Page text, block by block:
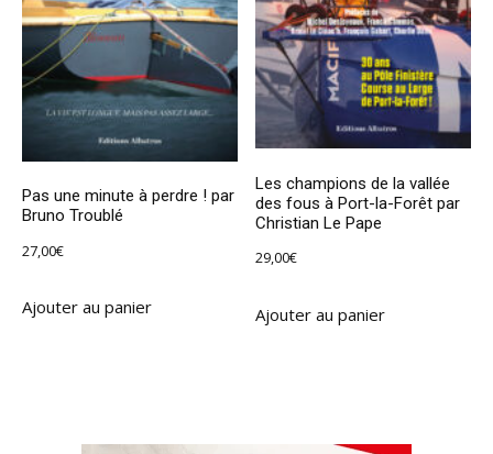
Pas une minute à perdre ! par
Bruno Troublé
27,00€
Ajouter au panier
Les champions de la vallée
des fous à Port-la-Forêt par
Christian Le Pape
29,00€
Ajouter au panier